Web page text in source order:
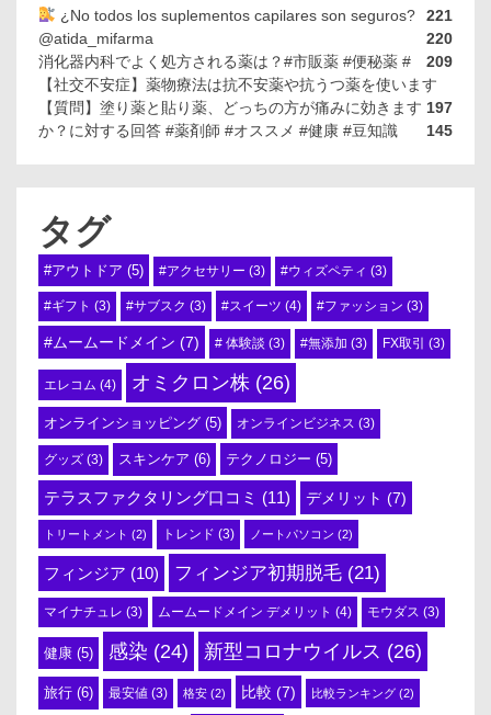
221
¿No todos los suplementos capilares son seguros?
@atida_mifarma
220
消化器内科でよく処方される薬は？#市販薬 #便秘薬 #
209
【社交不安症】薬物療法は抗不安薬や抗うつ薬を使います
197
【質問】塗り薬と貼り薬、どっちの方が痛みに効きます
か？に対する回答 #薬剤師 #オススメ #健康 #豆知識
145
タグ
#アウトドア (5) #アクセサリー (3) #ウィズペティ (3)
#ギフト (3) #サブスク (3) #スイーツ (4) #ファッション (3)
#ムームードメイン (7) # 体験談 (3) #無添加 (3) FX取引 (3)
エレコム (4) オミクロン株 (26)
オンラインショッピング (5) オンラインビジネス (3)
グッズ (3) スキンケア (6) テクノロジー (5)
テラスファクタリング口コミ (11) デメリット (7)
トリートメント (2) トレンド (3) ノートパソコン (2)
フィンジア (10) フィンジア初期脱毛 (21)
マイナチュレ (3) ムームードメイン デメリット (4) モウダス (3)
健康 (5) 感染 (24) 新型コロナウイルス (26)
旅行 (6) 最安値 (3) 格安 (2) 比較 (7) 比較ランキング (2)